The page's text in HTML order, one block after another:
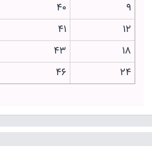
9
40
12
۴۱
18
۴۳
24
46